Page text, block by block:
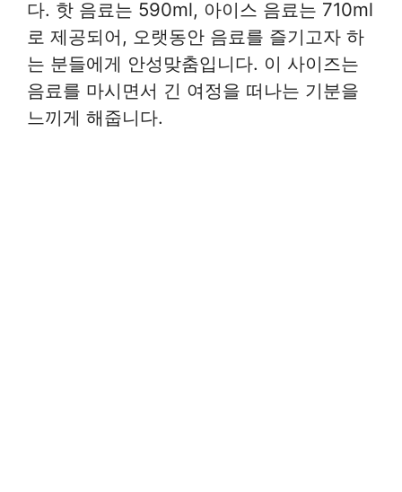
다. 핫 음료는 590ml, 아이스 음료는 710ml
로 제공되어, 오랫동안 음료를 즐기고자 하
는 분들에게 안성맞춤입니다. 이 사이즈는
음료를 마시면서 긴 여정을 떠나는 기분을
느끼게 해줍니다.